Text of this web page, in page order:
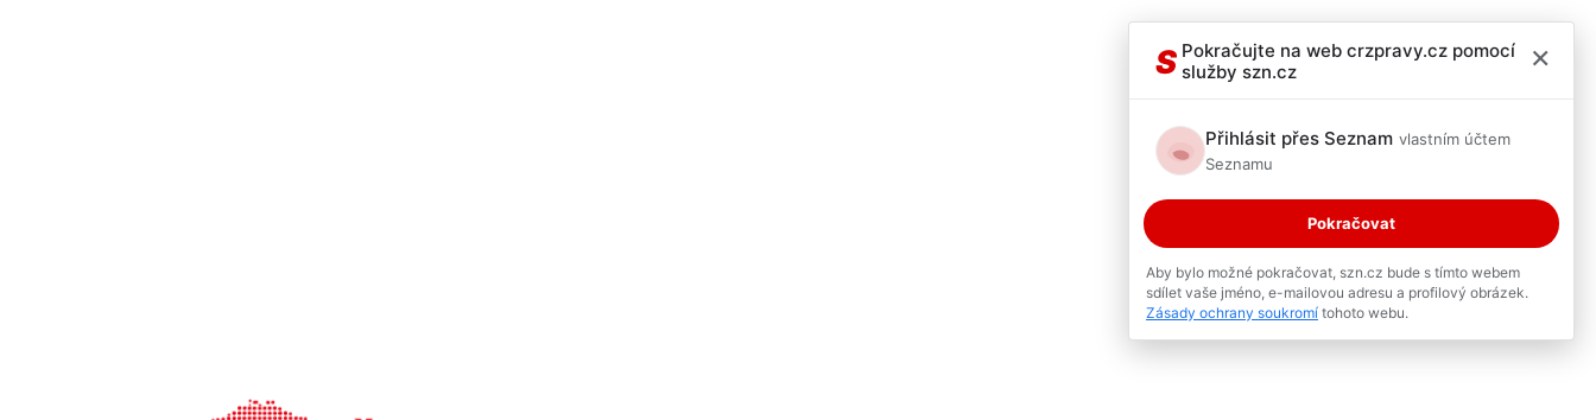
S Pokračujte na web crzpravy.cz pomocí
služby szn.cz
×
Přihlásit přes Seznam vlastním účtem
Seznamu
Pokračovat
Aby bylo možné pokračovat, szn.cz bude s tímto webem
sdílet vaše jméno, e-mailovou adresu a profilový obrázek.
Zásady ochrany soukromí tohoto webu.